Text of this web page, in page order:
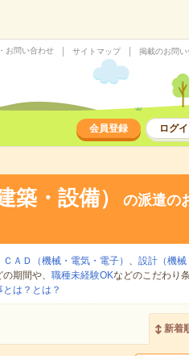
お問い合わせ サイトマップ 掲載のお問い
会員登録 ログ
築・設備）
の派遣の
ＣＡＤ（機械・電気・電子） 、 設計（機械
期間や、 職種未経験OKなどのこだわり条
は？とは？
新着